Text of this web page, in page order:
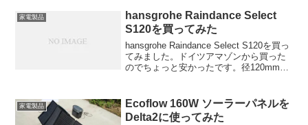
家電製品
hansgrohe Raindance Select
S120を買ってみた
hansgrohe Raindance Select S120を買っ
てみました。ドイツアマゾンから買った
のでちょっと安かったです。径120mmの
家電製品
Ecoflow 160W ソーラーパネルを
Delta2に使ってみた